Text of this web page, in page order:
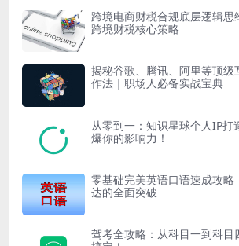
跨境电商财税合规底层逻辑思
跨境财税核心策略
揭秘谷歌、腾讯、阿里等顶级
作法｜职场人必备实战宝典
从零到一：知识星球个人IP打
爆你的影响力！
零基础完美英语口语速成攻略
达的全面突破
驾考全攻略：从科目一到科目